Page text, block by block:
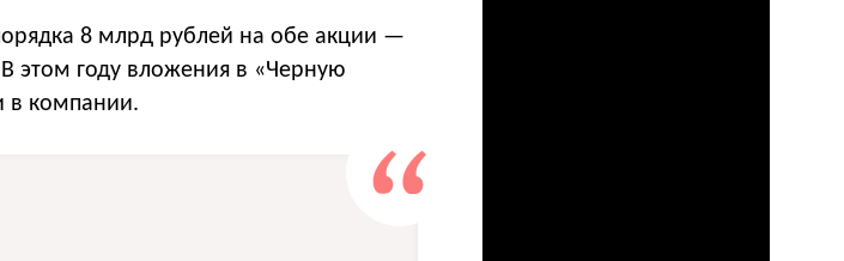
8 млрд рублей на обе акции —
этом году вложения в «Черную
в компании.